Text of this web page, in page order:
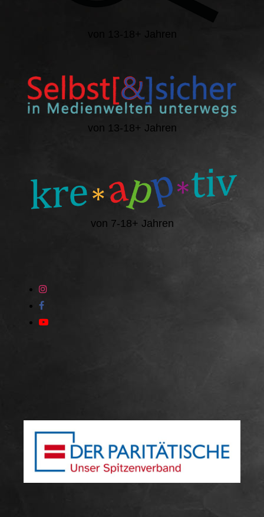
von 13-18+ Jahren
von 13-18+ Jahren
von 7-18+ Jahren